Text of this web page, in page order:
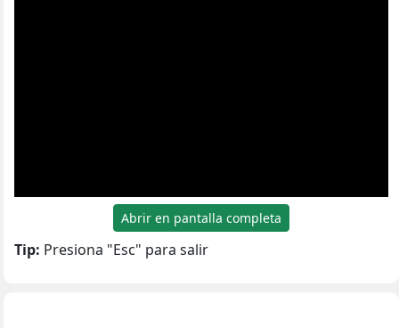
Abrir en pantalla completa
Tip: Presiona "Esc" para salir